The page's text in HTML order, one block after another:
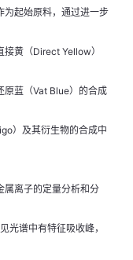
为起始原料，通过进一步
黄（Direct Yellow）
原蓝（Vat Blue）的合成
）及其衍生物的合成中
属离子的定量分析和分
光谱中有特征吸收峰，